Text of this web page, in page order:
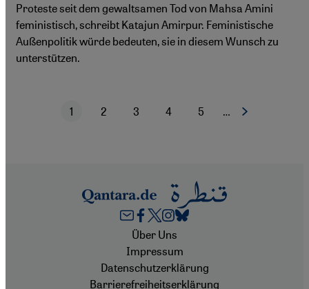
Proteste seit dem gewaltsamen Tod von Mahsa Amini
feministisch, schreibt Katajun Amirpur. Feministische
Außenpolitik würde bedeuten, sie in diesem Wunsch zu
unterstützen.
Aktuelle Seite
1
Seite
2
Seite
3
Seite
4
Seite
5 … Nächste Seite
FooterÜber Uns
Impressum
Datenschutzerklärung
Barrierefreiheitserklärung